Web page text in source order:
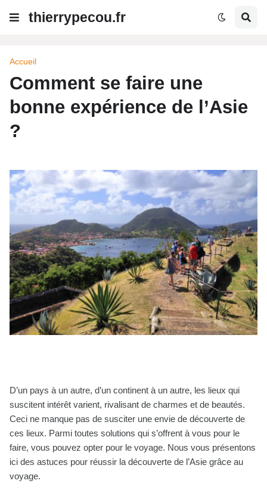
thierrypecou.fr
Accueil
Comment se faire une
bonne expérience de l’Asie
?
D’un pays à un autre, d’un continent à un autre, les lieux qui
suscitent intérêt varient, rivalisant de charmes et de beautés.
Ceci ne manque pas de susciter une envie de découverte de
ces lieux. Parmi toutes solutions qui s’offrent à vous pour le
faire, vous pouvez opter pour le voyage. Nous vous présentons
ici des astuces pour réussir la découverte de l’Asie grâce au
voyage.